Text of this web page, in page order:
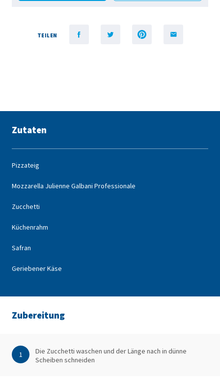
TEILEN
Zutaten
Pizzateig
Mozzarella Julienne Galbani Professionale
Zucchetti
Küchenrahm
Safran
Geriebener Käse
Zubereitung
1
Die Zucchetti waschen und der Länge nach in dünne
Scheiben schneiden